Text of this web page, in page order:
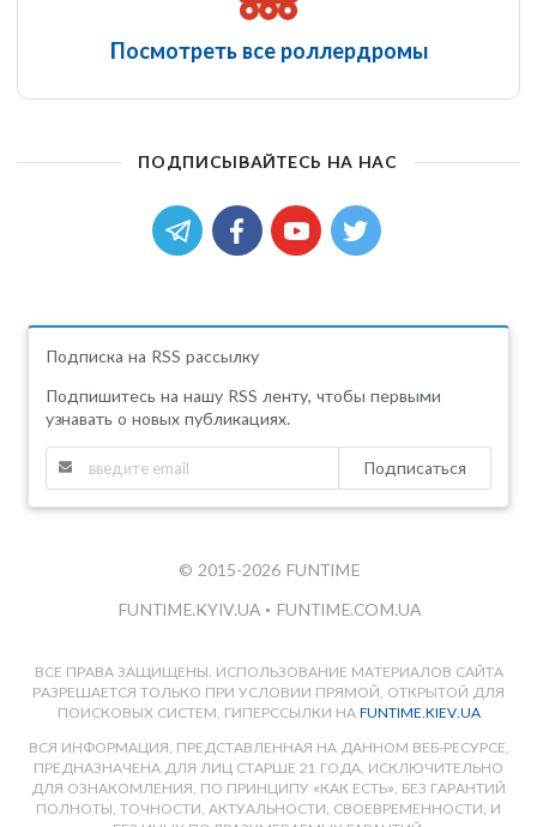
Посмотреть все роллердромы
ПОДПИСЫВАЙТЕСЬ НА НАС
Подписка на RSS рассылку
Подпишитесь на нашу RSS ленту, чтобы первыми
узнавать о новых публикациях.
Подписаться
© 2015-2026 FUNTIME
FUNTIME.KYIV.UA • FUNTIME.COM.UA
ВСЕ ПРАВА ЗАЩИЩЕНЫ. ИСПОЛЬЗОВАНИЕ МАТЕРИАЛОВ САЙТА
РАЗРЕШАЕТСЯ ТОЛЬКО ПРИ УСЛОВИИ ПРЯМОЙ, ОТКРЫТОЙ ДЛЯ
ПОИСКОВЫХ СИСТЕМ, ГИПЕРССЫЛКИ НА FUNTIME.KIEV.UA
ВСЯ ИНФОРМАЦИЯ, ПРЕДСТАВЛЕННАЯ НА ДАННОМ ВЕБ-РЕСУРСЕ,
ПРЕДНАЗНАЧЕНА ДЛЯ ЛИЦ СТАРШЕ 21 ГОДА, ИСКЛЮЧИТЕЛЬНО
ДЛЯ ОЗНАКОМЛЕНИЯ, ПО ПРИНЦИПУ «КАК ЕСТЬ», БЕЗ ГАРАНТИЙ
ПОЛНОТЫ, ТОЧНОСТИ, АКТУАЛЬНОСТИ, СВОЕВРЕМЕННОСТИ, И